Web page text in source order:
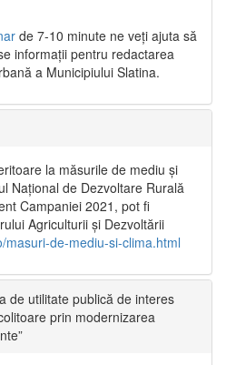
de 7-10 minute ne veți ajuta să
informații pentru redactarea
a Municipiului Slatina.
la măsurile de mediu și
Național de Dezvoltare Rurală
Campaniei 2021, pot fi
Agriculturii și Dezvoltării
masuri-de-mediu-si-clima.html
de utilitate publică de interes
prin modernizarea